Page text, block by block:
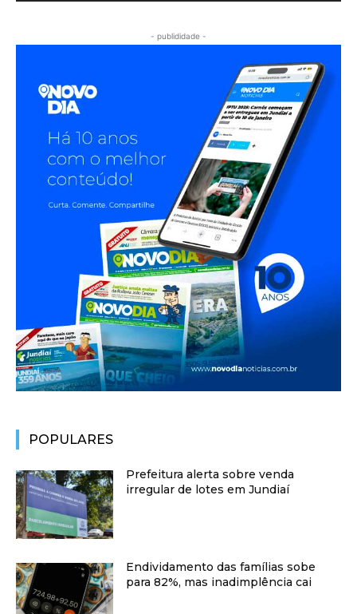
- publididade -
POPULARES
Prefeitura alerta sobre venda
irregular de lotes em Jundiaí
Endividamento das famílias sobe
para 82%, mas inadimplência cai